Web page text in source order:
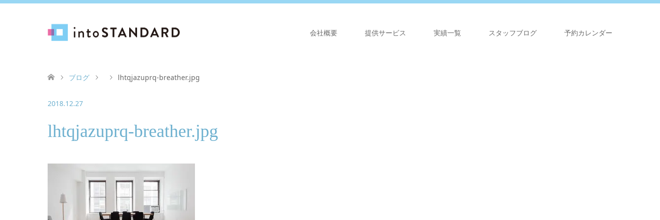
会社概要 提供サービス 実績一覧 スタッフブログ 予約カレンダー
ブログ lhtqjazuprq-breather.jpg
2018.12.27
lhtqjazuprq-breather.jpg